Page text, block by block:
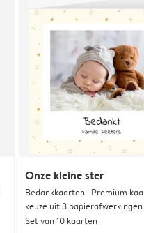
Onze kleine ster
Bedankkaarten | Premium
keuze uit 3 papierafwerkingen
Set van 10 kaarten